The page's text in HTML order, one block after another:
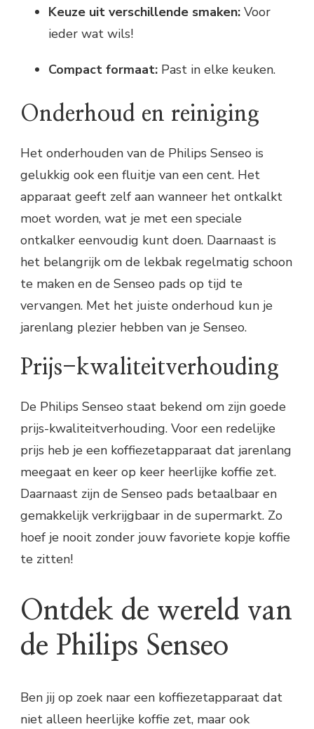
Keuze uit verschillende smaken: Voor
ieder wat wils!
Compact formaat: Past in elke keuken.
Onderhoud en reiniging
Het onderhouden van de Philips Senseo is
gelukkig ook een fluitje van een cent. Het
apparaat geeft zelf aan wanneer het ontkalkt
moet worden, wat je met een speciale
ontkalker eenvoudig kunt doen. Daarnaast is
het belangrijk om de lekbak regelmatig schoon
te maken en de Senseo pads op tijd te
vervangen. Met het juiste onderhoud kun je
jarenlang plezier hebben van je Senseo.
Prijs-kwaliteitverhouding
De Philips Senseo staat bekend om zijn goede
prijs-kwaliteitverhouding. Voor een redelijke
prijs heb je een koffiezetapparaat dat jarenlang
meegaat en keer op keer heerlijke koffie zet.
Daarnaast zijn de Senseo pads betaalbaar en
gemakkelijk verkrijgbaar in de supermarkt. Zo
hoef je nooit zonder jouw favoriete kopje koffie
te zitten!
Ontdek de wereld van
de Philips Senseo
Ben jij op zoek naar een koffiezetapparaat dat
niet alleen heerlijke koffie zet, maar ook